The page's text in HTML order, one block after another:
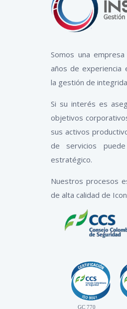
Somos una
años de experiencia
la gestión de
Si su interés es
objetivos
sus activos
de servicios
estratégico.
Nuestros procesos
de alta calidad de
GC 770